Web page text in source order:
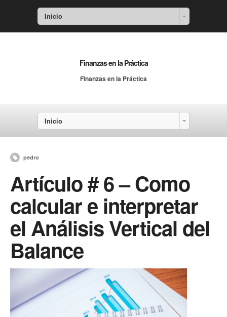
Inicio
Finanzas en la Práctica
Finanzas en la Práctica
Inicio
pedro
Artículo # 6 – Como
calcular e interpretar
el Análisis Vertical del
Balance